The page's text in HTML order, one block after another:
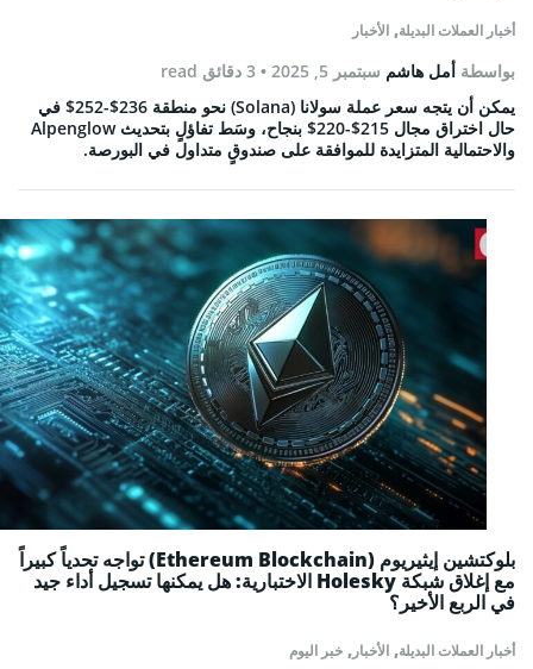
أخبار العملات البديلة, الأخبار
بواسطة أمل هاشم سبتمبر 5, 2025
• 3 دقائق read
يمكن أن يتجه سعر عملة سولانا (Solana) نحو منطقة 236$-252$ في
حال اختراق مجال 215$-220$ بنجاح، وسَط تفاؤلٍ بتحديث Alpenglow
والاحتمالية المتزايدة للموافقة على صندوقٍ متداول في البورصة.
أخبار العملات البديلة, الأخبار, خبر اليوم
بلوكتشين إيثيريوم (Ethereum Blockchain) تواجه تحدياً كبيراً
مع إغلاق شبكة Holesky الاختبارية: هل يمكنها تسجيل أداء جيد
في الربع الأخير؟